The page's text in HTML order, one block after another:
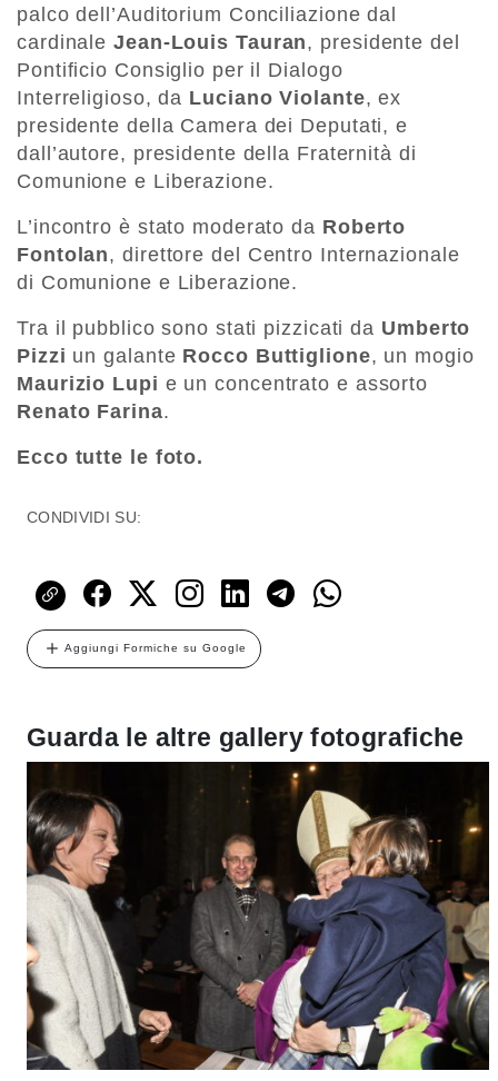
palco dell’Auditorium Conciliazione dal
cardinale Jean-Louis Tauran, presidente del
Pontificio Consiglio per il Dialogo
Interreligioso, da Luciano Violante, ex
presidente della Camera dei Deputati, e
dall’autore, presidente della Fraternità di
Comunione e Liberazione.
L’incontro è stato moderato da Roberto
Fontolan, direttore del Centro Internazionale
di Comunione e Liberazione.
Tra il pubblico sono stati pizzicati da Umberto
Pizzi un galante Rocco Buttiglione, un mogio
Maurizio Lupi e un concentrato e assorto
Renato Farina.
Ecco tutte le foto.
CONDIVIDI SU:
Aggiungi Formiche su Google
Guarda le altre gallery fotografiche